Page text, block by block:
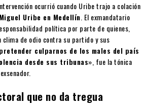
ocurrió cuando Uribe trajo a colación
Uribe en Medellín. El exmandatario
política por parte de quienes,
clima de odio contra su partido y sus
culparnos de los males del país
desde sus tribunas», fue la tónica
que no da tregua